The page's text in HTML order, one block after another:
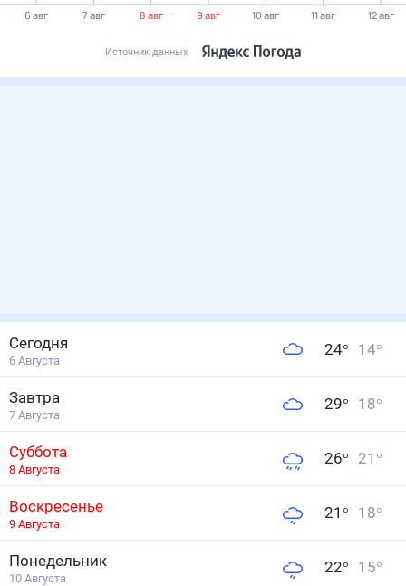
6 авг 7 авг 8 авг 9 авг 10 авг 11 авг 12 авг
Источник данных
Сегодня
6 Августа
24° 14°
Завтра
7 Августа
29° 18°
Суббота
8 Августа
26° 21 °
Воскресенье
9 Августа
21 ° 18°
Понедельник
10 Августа
22° 15°